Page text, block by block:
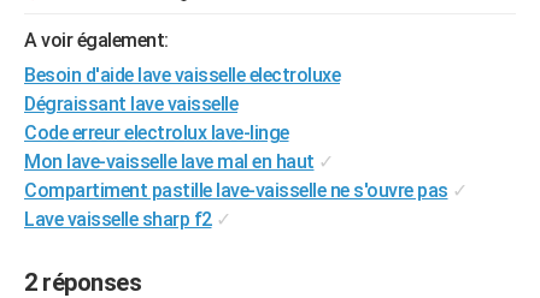
GUIDES D'ACHAT
BONS PLANS
CARTE DE VOEUX
Carte de Noël
Carte Bonne année
Carte Saint-Valentin
Carte Pâques
Carte d'anniversaire
DICTIONNAIRE
Dictionnaire
Biographies
Citations
Expressions
Proverbes
PROGRAMME TV
COPAINS D'AVANT
A voir également:
Besoin d'aide lave vaisselle electroluxe
Dégraissant lave vaisselle
Code erreur electrolux lave-linge
Mon lave-vaisselle lave mal en haut ✓
Compartiment pastille lave-vaisselle ne s'ouvre pas ✓
Lave vaisselle sharp f2 ✓
2 réponses